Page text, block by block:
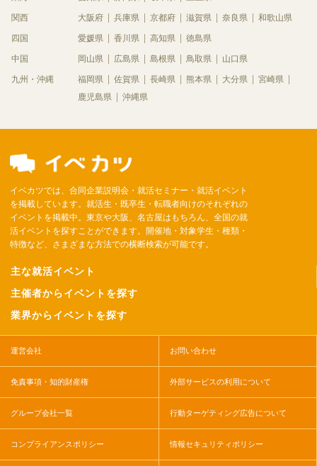
関西 大阪府 兵庫県 京都府 滋賀県 奈良県 和歌山県
四国 愛媛県 香川県 高知県 徳島県
中国 岡山県 広島県 島根県 鳥取県 山口県
九州・沖縄 福岡県 佐賀県 長崎県 熊本県 大分県
宮崎県
鹿児島県
沖縄県
イベカツでは、合同企業説明会・就活セミナー・就活イベント
を掲載しています。就活生・既卒生・転職者向けのそれぞれの
イベントを掲載中。東京や大阪、名古屋はもちろん、全国の就
活イベントを探すことができます。開催地・対象学生・種類・
特徴など、さまざまな方法での横断検索が可能です。
主な就活イベント
主催者からイベントを探す
業界からイベントを探す
運営会社 お問い合わせ
免責事項・知的財産権 外部サービスの利用について
グループ会社一覧 行動ターゲティング広告について
コンプライアンスポリシー 情報セキュリティポリシー